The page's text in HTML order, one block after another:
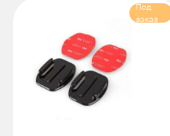
Под
заказ